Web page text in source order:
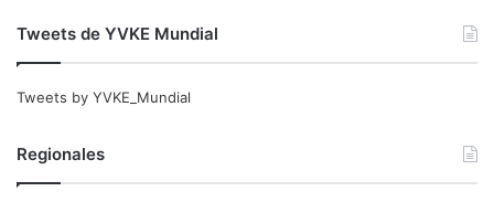
Tweets de YVKE Mundial
Tweets by YVKE_Mundial
Regionales